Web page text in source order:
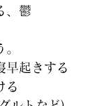
、鬱
早起きする
る